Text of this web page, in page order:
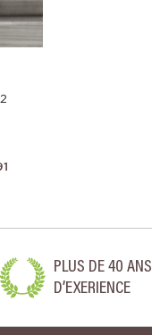
PLUS DE 40 ANS
D’EXERIENCE